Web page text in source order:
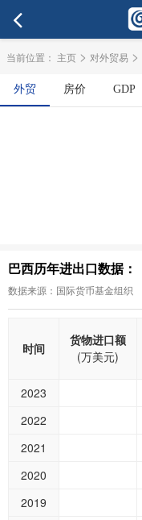
当前位置： 主页 > 对外贸易 >
外贸 房价 GDP
巴西历年进出口数据：
数据来源：国际货币基金组织
时间
货物进口额
(万美元)
2023
2022
2021
2020
2019